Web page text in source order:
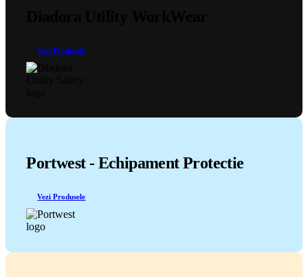
Vezi Produsele
Portwest - Echipament Protectie
Vezi Produsele